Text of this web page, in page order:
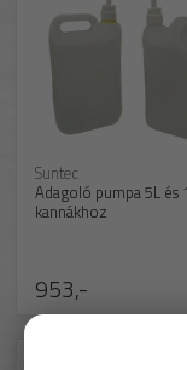
953,-
Suntec
Adagoló pumpa 5L és
kannákhoz
Sun-CA-Paper green-